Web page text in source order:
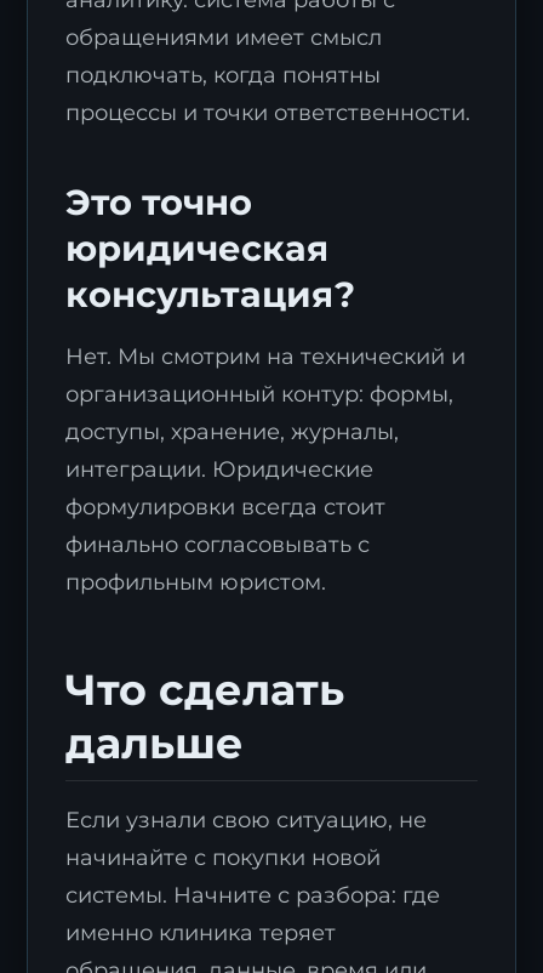
обращениями имеет смысл
подключать, когда понятны
процессы и точки ответственности.
Это точно
юридическая
консультация?
Нет. Мы смотрим на технический и
организационный контур: формы,
доступы, хранение, журналы,
интеграции. Юридические
формулировки всегда стоит
финально согласовывать с
профильным юристом.
Что сделать
дальше
Если узнали свою ситуацию, не
начинайте с покупки новой
системы. Начните с разбора: где
именно клиника теряет
персональных данных.